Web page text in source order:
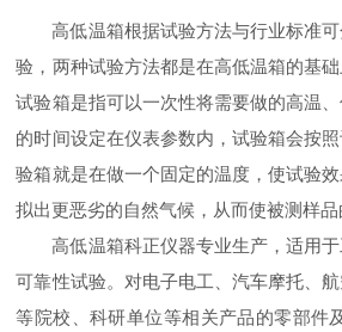
高低温箱根据试验方法与行业标准
验，两种试验方法都是在高低温箱的基
试验箱是指可以一次性将需要做的高温
的时间设定在仪表参数内，试验箱会按
验箱就是在做一个固定的温度，使试验
拟出更恶劣的自然气候，从而使被测样品
高低温箱科正仪器专业生产，适用
可靠性试验。对电子电工、汽车摩托、
等院校、科研单位等相关产品的零部件